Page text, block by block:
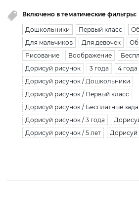
Включено в тематические фильтры:
Дошкольники Первый класс
Для мальчиков
Для девочек
Рисование
Воображение
Дорисуй рисунок
3 года 4 года
Дорисуй рисунок / Дошкольники
Дорисуй рисунок / Первый класс
Дорисуй рисунок / Бесплатные
Дорисуй рисунок / 3 года
Дорисуй рисунок / 5 лет
Дорисуй